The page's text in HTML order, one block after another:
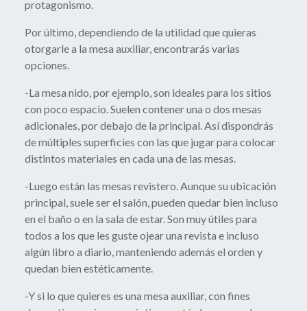
protagonismo.
Por último, dependiendo de la utilidad que quieras
otorgarle a la mesa auxiliar, encontrarás varias
opciones.
-La mesa nido, por ejemplo, son ideales para los sitios
con poco espacio. Suelen contener una o dos mesas
adicionales, por debajo de la principal. Así dispondrás
de múltiples superficies con las que jugar para colocar
distintos materiales en cada una de las mesas.
-Luego están las mesas revistero. Aunque su ubicación
principal, suele ser el salón, pueden quedar bien incluso
en el baño o en la sala de estar. Son muy útiles para
todos a los que les guste ojear una revista e incluso
algún libro a diario, manteniendo además el orden y
quedan bien estéticamente.
-Y si lo que quieres es una mesa auxiliar, con fines